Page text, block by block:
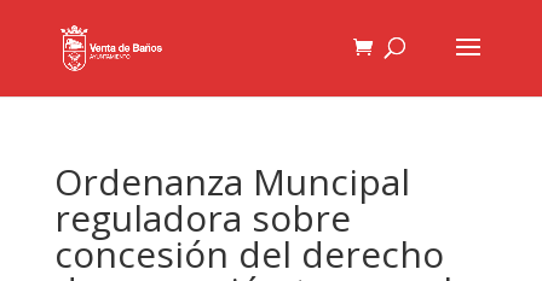
Ordenanza Muncipal
reguladora sobre
concesión del derecho